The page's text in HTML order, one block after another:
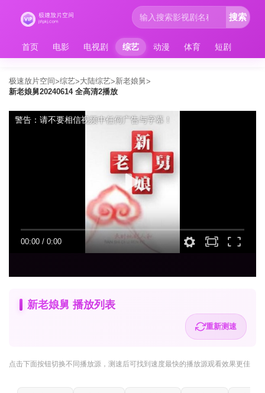
首页 电影 电视剧 综艺 动漫 体育 短剧
搜索
极速放片空间>综艺>大陆综艺>新老娘舅>
新老娘舅20240614 全高清2播放
00:00 / 0:00
警告：请不要相信视频中任何广告与字幕！
新老娘舅 播放列表
重新测速
点击下面按钮切换不同播放源 ，测速后可找到速度最快的播放源观看效果更佳